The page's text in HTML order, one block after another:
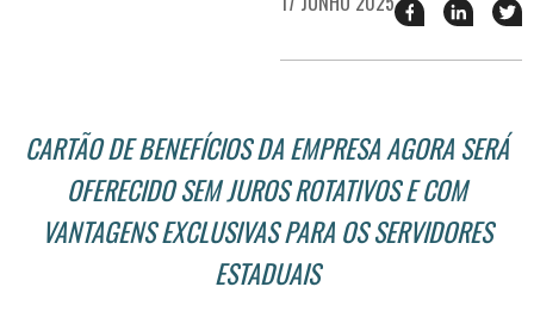
esse
no
esse
no
CARTÃO DE BENEFÍCIOS DA EMPRESA AGORA SERÁ
OFERECIDO SEM JUROS ROTATIVOS E COM
VANTAGENS EXCLUSIVAS PARA OS SERVIDORES
ESTADUAIS